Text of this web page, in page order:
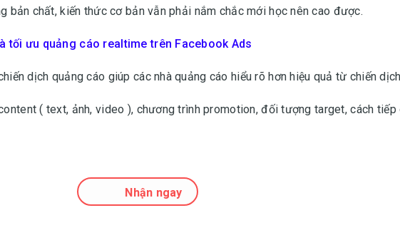
bản chất, kiến thức cơ bản vẫn phải nắm chắc mới học nên cao được.
tối ưu quảng cáo realtime trên Facebook Ads
dịch quảng cáo giúp các nhà quảng cáo hiểu rõ hơn hiệu quả từ chiến
( text, ảnh, video ), chương trình promotion, đối tượng target, cách tiếp
Nhận ngay